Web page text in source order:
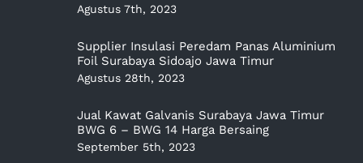
Agustus 7th, 2023
Supplier Insulasi Peredam Panas Aluminium
Foil Surabaya Sidoajo Jawa Timur
Agustus 28th, 2023
Jual Kawat Galvanis Surabaya Jawa Timur
BWG 6 – BWG 14 Harga Bersaing
September 5th, 2023